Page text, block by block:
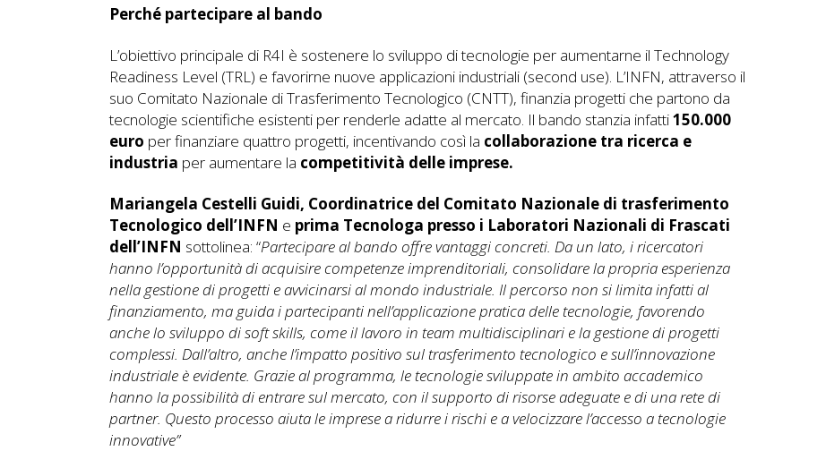
Perché partecipare al bando
L’obiettivo principale di R4I è sostenere lo sviluppo di tecnologie per aumentarne il Technology
Readiness Level (TRL) e favorirne nuove applicazioni industriali (second use). L’INFN, attraverso il
suo Comitato Nazionale di Trasferimento Tecnologico (CNTT), finanzia progetti che partono da
tecnologie scientifiche esistenti per renderle adatte al mercato. Il bando stanzia infatti150.000
euro per finanziare quattro progetti, incentivando così la collaborazione tra ricerca e
industria per aumentare la competitività delle imprese.
Mariangela Cestelli Guidi, Coordinatrice del Comitato Nazionale di trasferimento
Tecnologico dell’INFN e prima Tecnologa presso i Laboratori Nazionali di Frascati
dell’INFN sottolinea: “Partecipare al bando offre vantaggi concreti. Da un lato, i ricercatori
hanno l’opportunità di acquisire competenze imprenditoriali, consolidare la propria esperienza
nella gestione di progetti e avvicinarsi al mondo industriale. Il percorso non si limita infatti al
finanziamento, ma guida i partecipanti nell’applicazione pratica delle tecnologie, favorendo
anche lo sviluppo di soft skills, come il lavoro in team multidisciplinari e la gestione di progetti
complessi. Dall’altro, anche l’impatto positivo sul trasferimento tecnologico e sull’innovazione
industriale è evidente. Grazie al programma, le tecnologie sviluppate in ambito accademico
hanno la possibilità di entrare sul mercato, con il supporto di risorse adeguate e di una rete di
partner. Questo processo aiuta le imprese a ridurre i rischi e a velocizzare l’accesso a tecnologie
innovative”